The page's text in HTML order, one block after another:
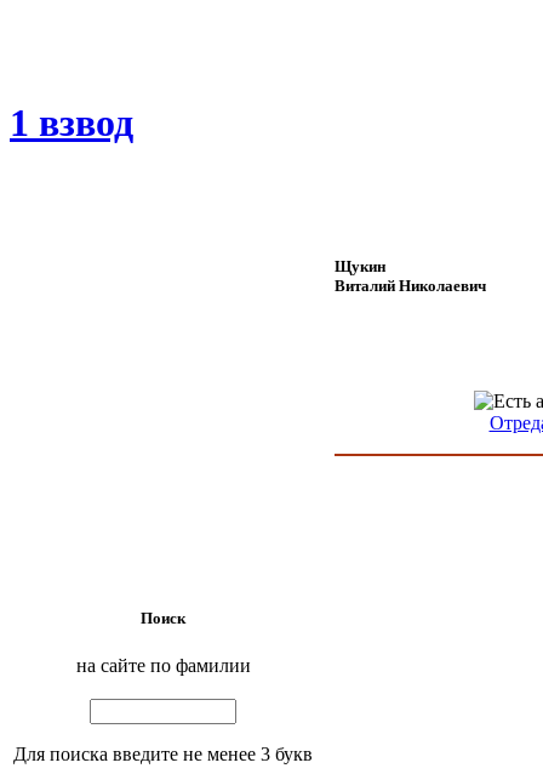
1 взвод
Щукин
Виталий Николаевич
Поиск
на сайте по фамилии
Для поиска введите не менее 3 букв